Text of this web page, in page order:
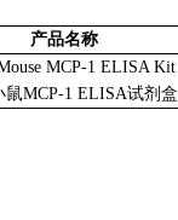
产品名称
MCP-1 ELISA Kit
鼠MCP-1 ELISA试剂盒